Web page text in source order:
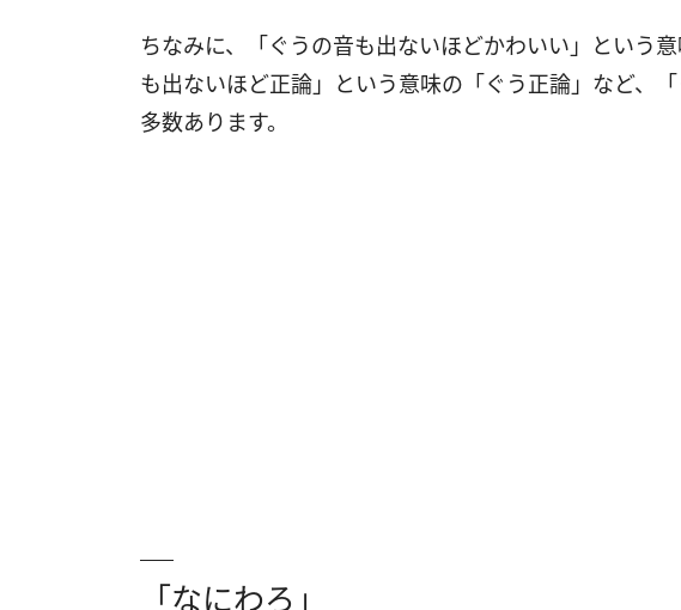
ちなみに、「ぐうの音も出ないほどかわいい」という
も出ないほど正論」という意味の「ぐう正論」など、
多数あります。
「なにわろ」